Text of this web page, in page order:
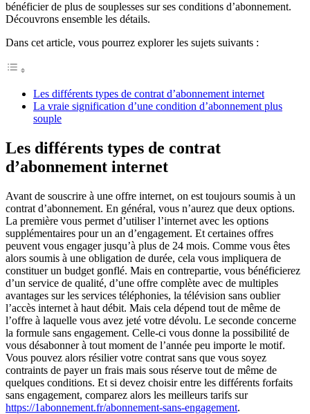
bénéficier de plus de souplesses sur ses conditions d’abonnement.
Découvrons ensemble les détails.
Dans cet article, vous pourrez explorer les sujets suivants :
Les différents types de contrat d’abonnement internet
La vraie signification d’une condition d’abonnement plus
souple
Les différents types de contrat
d’abonnement internet
Avant de souscrire à une offre internet, on est toujours soumis à un
contrat d’abonnement. En général, vous n’aurez que deux options.
La première vous permet d’utiliser l’internet avec les options
supplémentaires pour un an d’engagement. Et certaines offres
peuvent vous engager jusqu’à plus de 24 mois. Comme vous êtes
alors soumis à une obligation de durée, cela vous impliquera de
constituer un budget gonflé. Mais en contrepartie, vous bénéficierez
d’un service de qualité, d’une offre complète avec de multiples
avantages sur les services téléphonies, la télévision sans oublier
l’accès internet à haut débit. Mais cela dépend tout de même de
l’offre à laquelle vous avez jeté votre dévolu. Le seconde concerne
la formule sans engagement. Celle-ci vous donne la possibilité de
vous désabonner à tout moment de l’année peu importe le motif.
Vous pouvez alors résilier votre contrat sans que vous soyez
contraints de payer un frais mais sous réserve tout de même de
quelques conditions. Et si devez choisir entre les différents forfaits
sans engagement, comparez alors les meilleurs tarifs sur
https://1abonnement.fr/abonnement-sans-engagement.